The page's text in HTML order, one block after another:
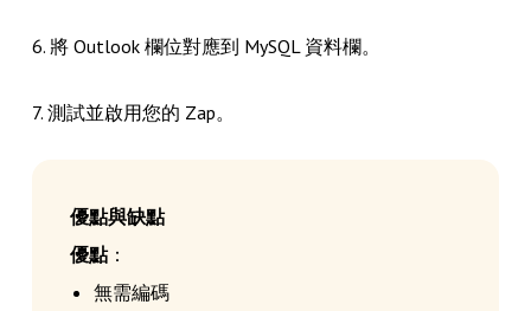
6. 將 Outlook 欄位對應到 MySQL 資料欄。
7. 測試並啟用您的 Zap。
優點與缺點
優點：
無需編碼